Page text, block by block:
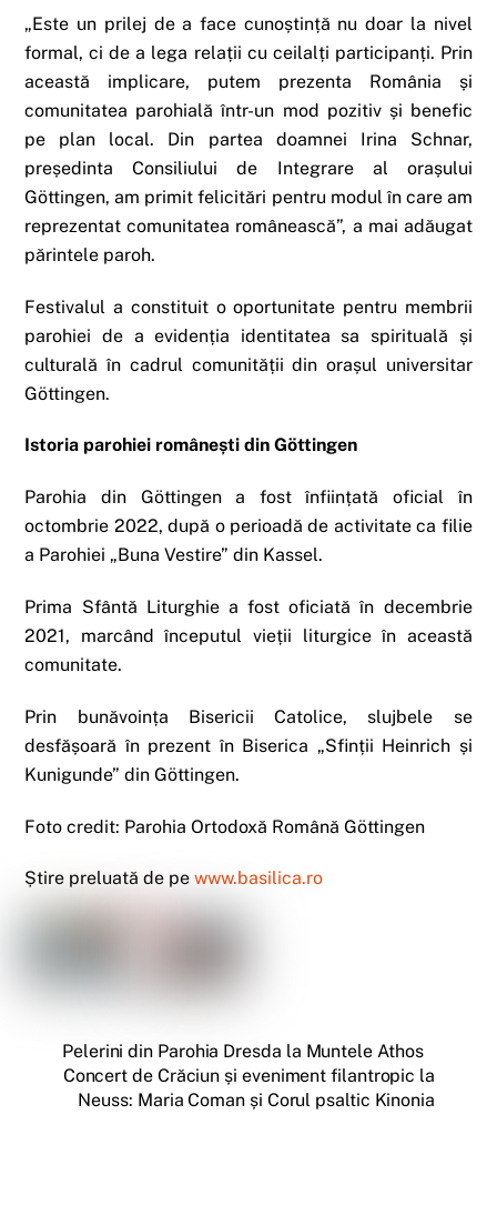
„Este un prilej de a face cunoștință nu doar la nivel
formal, ci de a lega relații cu ceilalți participanți. Prin
această implicare, putem prezenta România și
comunitatea parohială într-un mod pozitiv și benefic
pe plan local. Din partea doamnei Irina Schnar,
președinta Consiliului de Integrare al orașului
Göttingen, am primit felicitări pentru modul în care am
reprezentat comunitatea românească”, a mai adăugat
părintele paroh.
Festivalul a constituit o oportunitate pentru membrii
parohiei de a evidenția identitatea sa spirituală și
culturală în cadrul comunității din orașul universitar
Göttingen.
Istoria parohiei românești din Göttingen
Parohia din Göttingen a fost înființată oficial în
octombrie 2022, după o perioadă de activitate ca filie
a Parohiei „Buna Vestire” din Kassel.
Prima Sfântă Liturghie a fost oficiată în decembrie
2021, marcând începutul vieții liturgice în această
comunitate.
Prin bunăvoința Bisericii Catolice, slujbele se
desfășoară în prezent în Biserica „Sfinții Heinrich și
Kunigunde” din Göttingen.
Foto credit: Parohia Ortodoxă Română Göttingen
Știre preluată de pewww.basilica.ro
Pelerini din Parohia Dresda la Muntele Athos
Concert de Crăciun și eveniment filantropic la
Neuss: Maria Coman și Corul psaltic Kinonia